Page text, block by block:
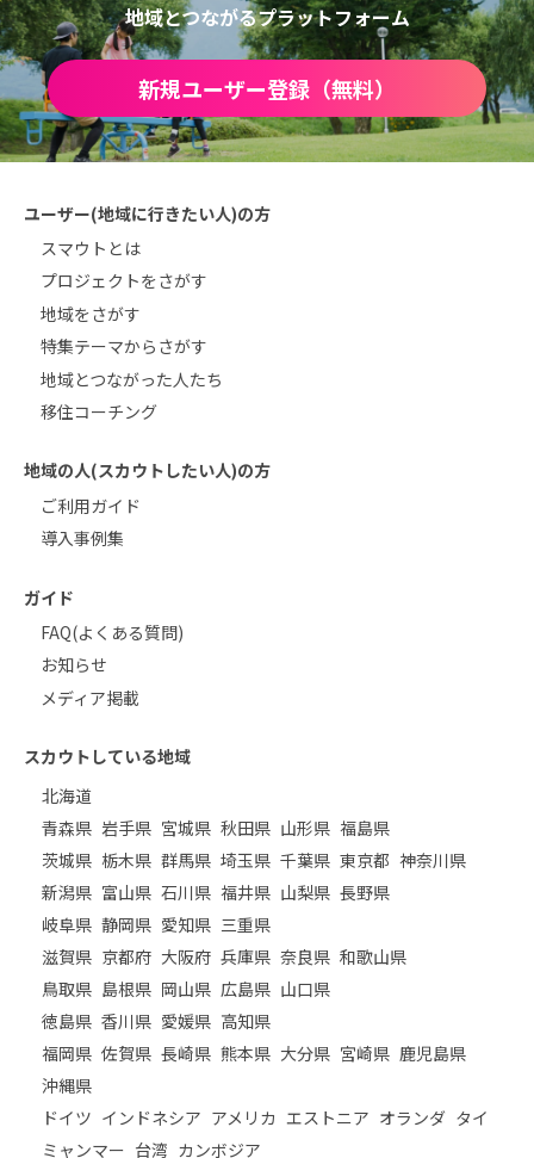
地域とつながるプラットフォーム
新規ユーザー登録（無料）
ユーザー(地域に行きたい人)の方
スマウトとは
プロジェクトをさがす
地域をさがす
特集テーマからさがす
地域とつながった人たち
移住コーチング
地域の人(スカウトしたい人)の方
ご利用ガイド
導入事例集
ガイド
FAQ(よくある質問)
お知らせ
メディア掲載
スカウトしている地域
北海道
青森県 岩手県 宮城県 秋田県 山形県 福島県
茨城県 栃木県 群馬県 埼玉県 千葉県 東京都 神奈川県
新潟県 富山県 石川県 福井県 山梨県 長野県
岐阜県 静岡県 愛知県 三重県
滋賀県 京都府 大阪府 兵庫県 奈良県 和歌山県
鳥取県 島根県 岡山県 広島県 山口県
徳島県 香川県 愛媛県 高知県
福岡県 佐賀県 長崎県 熊本県 大分県 宮崎県 鹿児島県
沖縄県
ドイツ インドネシア アメリカ エストニア オランダ タイ
ミャンマー 台湾 カンボジア